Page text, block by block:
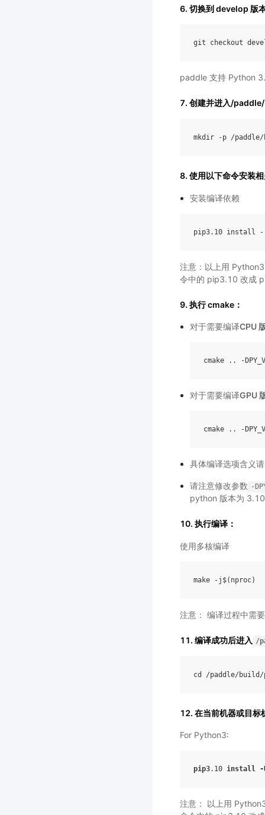
6. 切换到 develop 版
git checkout
paddle 支持 Python
7. 创建并进入/
mkdir -p /paddle/
8. 使用以下命令安装
安装编译依赖
pip3.10 install -
注意：以上用
令中的 pip3.10 改成
9. 执行 cmake：
对于需要编译CPU
cmake .. -
对于需要编译GPU
cmake .. -
具体编译选项含义
请注意修改参数 -
python 版本为 3.10
10. 执行编译：
使用多核编译
注意： 编译过程中需
11. 编译成功后进入 /
cd /paddle/build /
12. 在当前机器或目标
For Python3:
pip3.10 install -
注意： 以上用